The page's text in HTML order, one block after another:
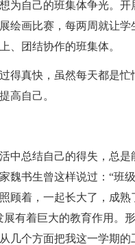
为自己的班集体争光。开
绘画比赛，每两周就让
、团结协作的班集体。
真快，虽然每天都是忙
高自己。
总结自己的得失，总是
魏书生曾这样说过：“班
顾着，一起长大了，成
有着巨大的教育作用。
几个方面把我这一学期的